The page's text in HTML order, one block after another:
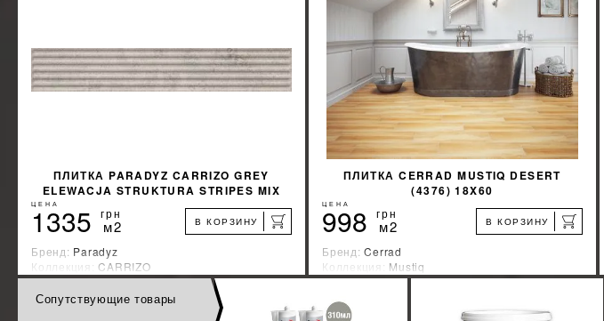
КУПИТЬ
ПЛИТКА PARADYZ CARRIZO GREY
ELEWACJA STRUKTURA STRIPES MIX
MAT 40,0X6,6 G1
ЦЕНА
1335 грн
м2 В КОРЗИНУ
Бренд: Paradyz
Коллекция:CARRIZO
Страна-производитель:Польша
УЗНАТЬ СВОЮ СКИДКУ %
ПЛИТКА CERRAD MUSTIQ DESERT
(4376) 18X60
ЦЕНА
998 грн
м2 В КОРЗИНУ
Бренд:Cerrad
Коллекция: Mustiq
Страна-производитель:Польша
УЗНАТЬ СВОЮ СКИДКУ
Сопутствующие товары